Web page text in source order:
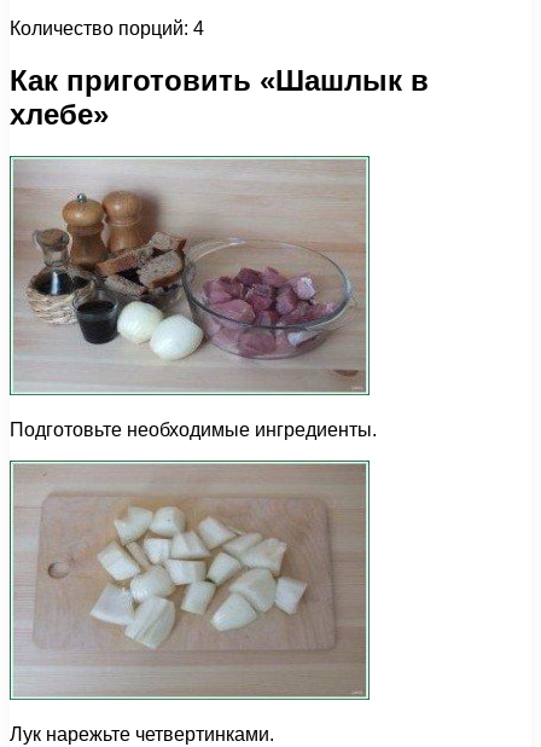
Количество порций: 4
Как приготовить «Шашлык в
хлебе»
Подготовьте необходимые ингредиенты.
Лук нарежьте четвертинками.